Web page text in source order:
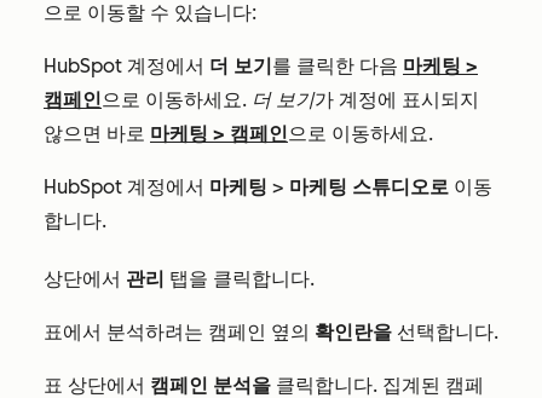
으로 이동할 수 있습니다:
HubSpot 계정에서 더 보기를 클릭한 다음 마케팅 >
캠페인으로 이동하세요. 더 보기가 계정에 표시되지
않으면 바로 마케팅 > 캠페인으로 이동하세요.
HubSpot 계정에서 마케팅 > 마케팅 스튜디오로 이동
합니다.
상단에서 관리 탭을 클릭합니다.
표에서 분석하려는 캠페인 옆의 확인란을 선택합니다.
표 상단에서 캠페인 분석을 클릭합니다. 집계된 캠페